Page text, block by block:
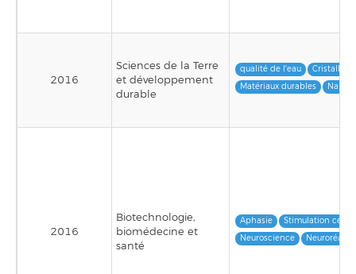
2016
Sciences de la Terre
et développement
durable
qualité de l'eau
Matériaux durables
2016
Biotechnologie,
biomédecine et
santé
Aphasie
Stimulation
Neuroscience